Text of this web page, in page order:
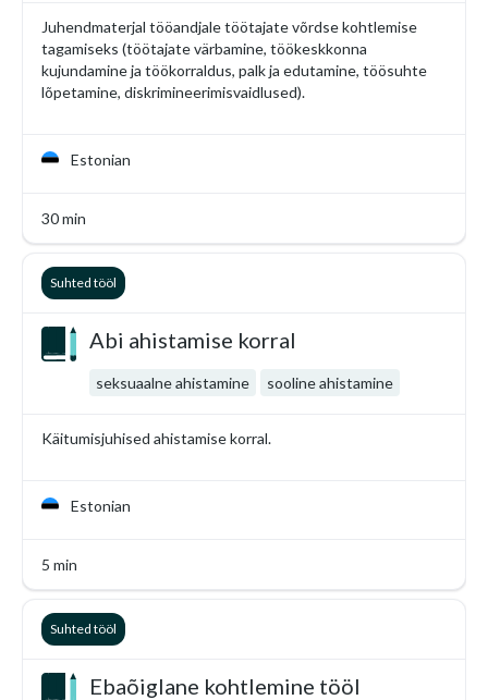
Juhendmaterjal tööandjale töötajate võrdse kohtlemise
tagamiseks (töötajate värbamine, töökeskkonna
kujundamine ja töökorraldus, palk ja edutamine, töösuhte
lõpetamine, diskrimineerimisvaidlused).
Estonian
30 min
Abi ahistamise korral
seksuaalne ahistamine sooline ahistamine
Käitumisjuhised ahistamise korral.
Estonian
5 min
Suhted tööl
Ebaõiglane kohtlemine tööl
Suhted tööl